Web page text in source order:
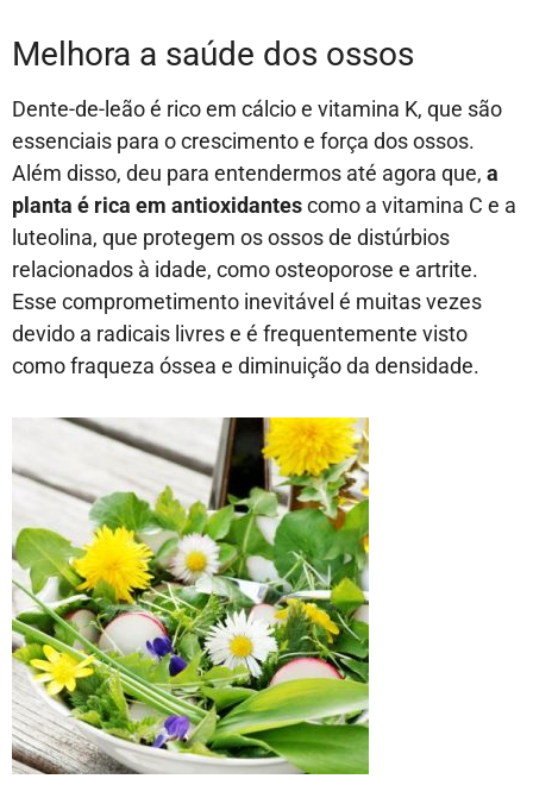
Melhora a saúde dos ossos
Dente-de-leão é rico em cálcio e vitamina K, que são
essenciais para o crescimento e força dos ossos.
Além disso, deu para entendermos até agora que, a
planta é rica em antioxidantescomo a vitamina C e a
luteolina, que protegem os ossos de distúrbios
relacionados à idade, como osteoporose e artrite.
Esse comprometimento inevitável é muitas vezes
devido a radicais livres e é frequentemente visto
como fraqueza óssea e diminuição da densidade.